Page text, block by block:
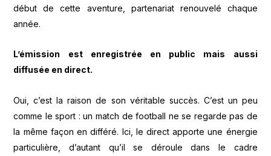
début de cette aventure, partenariat renouvelé chaque
année.
L’émission est enregistrée en public mais aussi
diffusée en direct.
Oui, c’est la raison de son véritable succès. C’est un peu
comme le sport : un match de football ne se regarde pas de
la même façon en différé. Ici, le direct apporte une énergie
particulière, d’autant qu’il se déroule dans le cadre